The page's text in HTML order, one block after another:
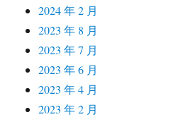
2024 年 2 月
2023 年 8 月
2023 年 7 月
2023 年 6 月
2023 年 4 月
2023 年 2 月